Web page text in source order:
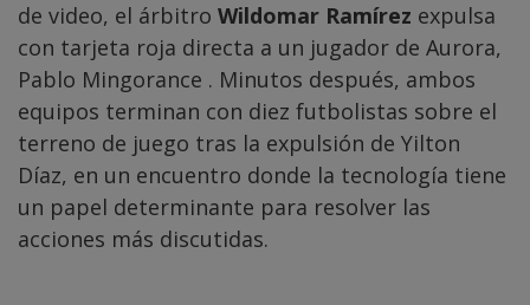
de video, el árbitro Wildomar Ramírez expulsa
con tarjeta roja directa a un jugador de Aurora,
Pablo Mingorance . Minutos después, ambos
equipos terminan con diez futbolistas sobre el
terreno de juego tras la expulsión de Yilton
Díaz, en un encuentro donde la tecnología tiene
un papel determinante para resolver las
acciones más discutidas.